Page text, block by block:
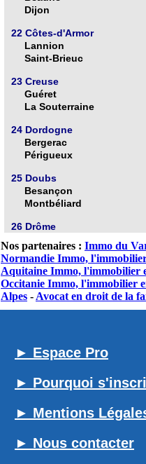
Dijon
22 Côtes-d'Armor
Lannion
Saint-Brieuc
23 Creuse
Guéret
La Souterraine
24 Dordogne
Bergerac
Périgueux
25 Doubs
Besançon
Montbéliard
26 Drôme
Nos partenaires : Immo du
Normandie Immo,
Aquitaine Immo, l'immobilier
Occitanie Immo, l'immobilier
Alpes - Avocat en droit de la
► Espace Pro
► Pourquoi
► Mentions
► Nous contacter